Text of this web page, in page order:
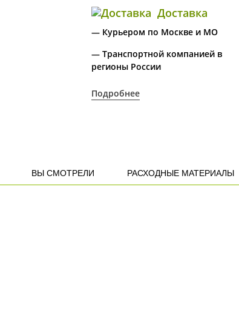
Доставка
— Курьером по Москве и МО
— Транспортной компанией в
регионы России
Подробнее
ВЫ СМОТРЕЛИ РАСХОДНЫЕ МАТЕРИАЛЫ